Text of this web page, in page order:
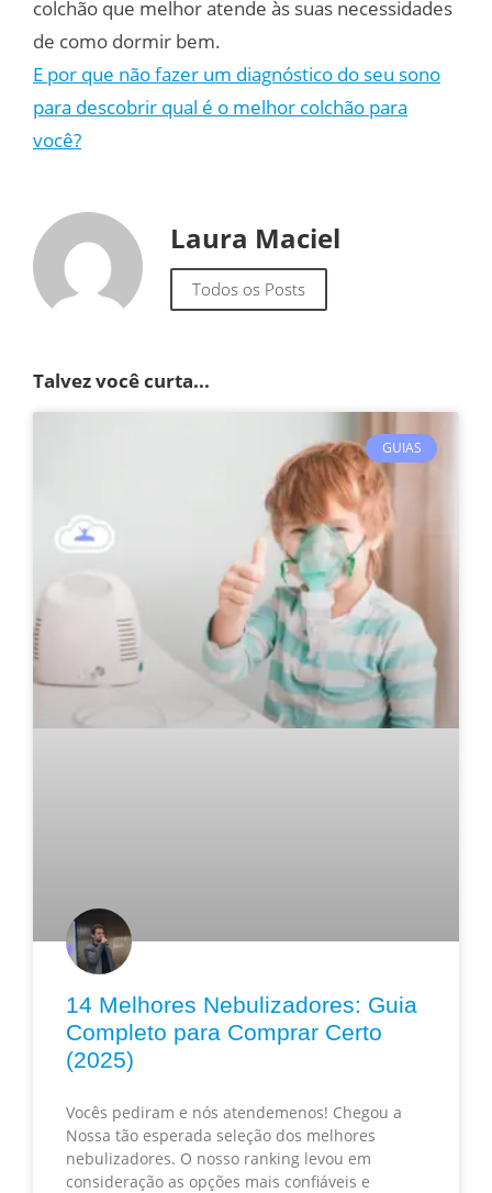
colchão que melhor atende às suas necessidades
de como dormir bem.
E por que não fazer um diagnóstico do seu sono
para descobrir qual é o melhor colchão para
você?
Laura Maciel
Todos os Posts
Talvez você curta...
GUIAS
14 Melhores Nebulizadores: Guia
Completo para Comprar Certo
(2025)
Vocês pediram e nós atendemenos! Chegou a
Nossa tão esperada seleção dos melhores
nebulizadores. O nosso ranking levou em
consideração as opções mais confiáveis e